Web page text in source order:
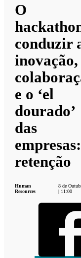
O
conduzir
inovação,
e o ‘el
dourado’
das
retenção
Human
Resources
8 de
| 11:00